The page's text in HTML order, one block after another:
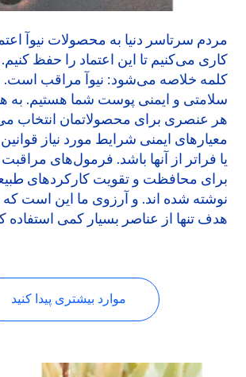
مردم سرتاسر دنیا به محصولات نیوآ
کاری می‌کنیم تا این اعتماد را حفظ
کلمه خلاصه می‌شود: نیوآ مراقب است.
سلامتی و ایمنی پوست شما هستیم. به
هر عنصری برای محصولاتمان انتخاب
معیارهای ایمنی شرایط مورد نیاز
یا فراتر از آنها باشد. فرمول‌های
برای محافظت و تقویت کارکردهای
نوشته شده اند. و آرزوی ما این است که
هدف تنها از عناصر بسیار کمی استفاده
موارد بیشتری پیدا کنید